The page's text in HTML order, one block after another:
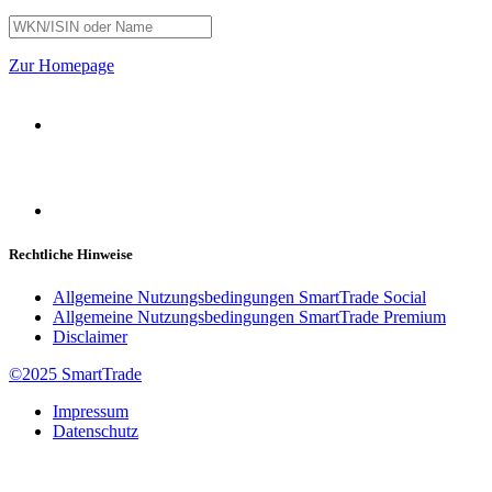
Zur Homepage
Rechtliche Hinweise
Allgemeine Nutzungsbedingungen SmartTrade Social
Allgemeine Nutzungsbedingungen SmartTrade Premium
Disclaimer
©2025 SmartTrade
Impressum
Datenschutz